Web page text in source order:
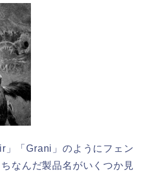
」「Grani」のようにフェン
なんだ製品名がいくつか見